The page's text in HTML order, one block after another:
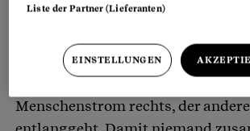
schon sehr enge Tunnel wird
Menschenstrom rechts, der
Liste der Partner (Lieferanten)
EINSTELLUNGEN